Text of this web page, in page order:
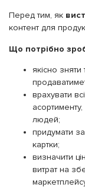
Перед тим, як
контент для
Що потрібно
якісно
врахувати
людей;
придумати
картки;
визначити
витрат на